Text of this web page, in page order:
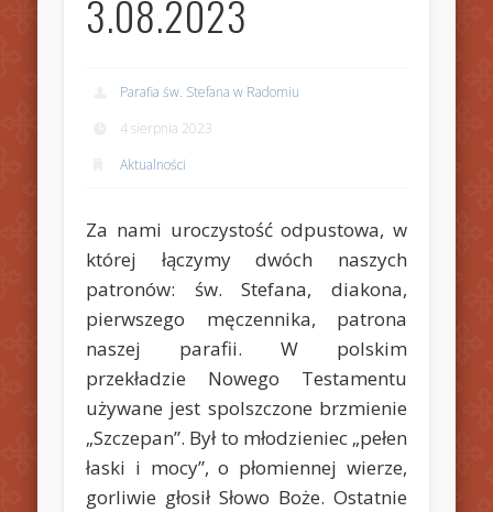
3.08.2023
Parafia św. Stefana w Radomiu
4 sierpnia 2023
Aktualności
Za nami uroczystość odpustowa, w
której łączymy dwóch naszych
patronów: św. Stefana, diakona,
pierwszego męczennika, patrona
naszej parafii. W polskim
przekładzie Nowego Testamentu
używane jest spolszczone brzmienie
„Szczepan”. Był to młodzieniec „pełen
łaski i mocy”, o płomiennej wierze,
gorliwie głosił Słowo Boże. Ostatnie